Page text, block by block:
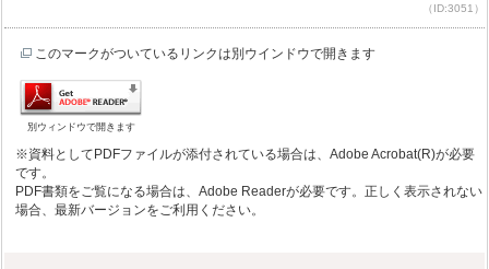
（ID:3051）
このマークがついているリンクは別ウインドウで開きます
別ウィンドウで開きます
※資料としてPDFファイルが添付されている場合は、Adobe Acrobat(R)が必要
です。
PDF書類をご覧になる場合は、Adobe Readerが必要です。正しく表示されない
場合、最新バージョンをご利用ください。